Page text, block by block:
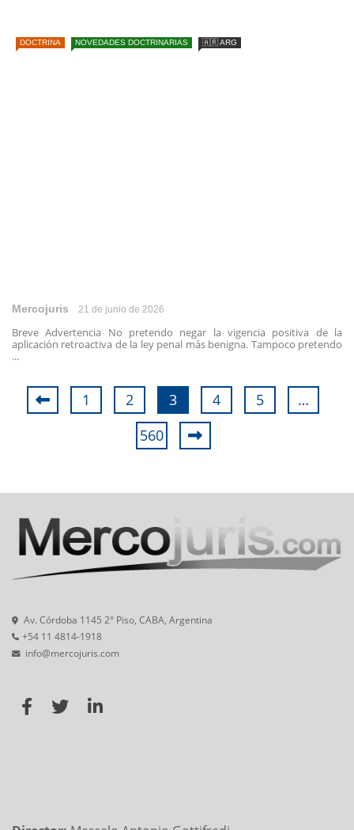
DOCTRINA NOVEDADES DOCTRINARIAS 🇦🇷 ARG
Mercojuris 21 de junio de 2026
Breve Advertencia No pretendo negar la vigencia positiva de la
aplicación retroactiva de la ley penal más benigna. Tampoco pretendo
...
1 2 3 4 5
…
560
Av. Córdoba 1145 2° Piso, CABA, Argentina
+54 11 4814-1918
info@mercojuris.com